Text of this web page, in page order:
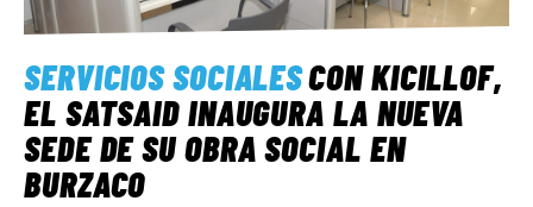
SERVICIOS SOCIALESCON KICILLOF,
EL SATSAID INAUGURA LA NUEVA
SEDE DE SU OBRA SOCIAL EN
BURZACO